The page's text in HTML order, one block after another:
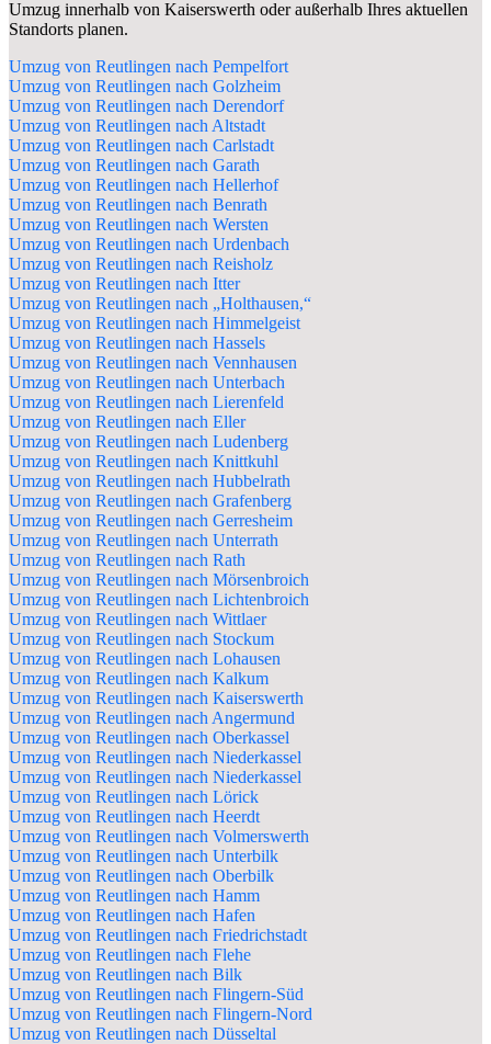
Umzug innerhalb von Kaiserswerth oder außerhalb Ihres aktuellen
Standorts planen.
Umzug von Reutlingen nach Pempelfort
Umzug von Reutlingen nach Golzheim
Umzug von Reutlingen nach Derendorf
Umzug von Reutlingen nach Altstadt
Umzug von Reutlingen nach Carlstadt
Umzug von Reutlingen nach Garath
Umzug von Reutlingen nach Hellerhof
Umzug von Reutlingen nach Benrath
Umzug von Reutlingen nach Wersten
Umzug von Reutlingen nach Urdenbach
Umzug von Reutlingen nach Reisholz
Umzug von Reutlingen nach Itter
Umzug von Reutlingen nach „Holthausen,“
Umzug von Reutlingen nach Himmelgeist
Umzug von Reutlingen nach Hassels
Umzug von Reutlingen nach Vennhausen
Umzug von Reutlingen nach Unterbach
Umzug von Reutlingen nach Lierenfeld
Umzug von Reutlingen nach Eller
Umzug von Reutlingen nach Ludenberg
Umzug von Reutlingen nach Knittkuhl
Umzug von Reutlingen nach Hubbelrath
Umzug von Reutlingen nach Grafenberg
Umzug von Reutlingen nach Gerresheim
Umzug von Reutlingen nach Unterrath
Umzug von Reutlingen nach Rath
Umzug von Reutlingen nach Mörsenbroich
Umzug von Reutlingen nach Lichtenbroich
Umzug von Reutlingen nach Wittlaer
Umzug von Reutlingen nach Stockum
Umzug von Reutlingen nach Lohausen
Umzug von Reutlingen nach Kalkum
Umzug von Reutlingen nach Kaiserswerth
Umzug von Reutlingen nach Angermund
Umzug von Reutlingen nach Oberkassel
Umzug von Reutlingen nach Niederkassel
Umzug von Reutlingen nach Niederkassel
Umzug von Reutlingen nach Lörick
Umzug von Reutlingen nach Heerdt
Umzug von Reutlingen nach Volmerswerth
Umzug von Reutlingen nach Unterbilk
Umzug von Reutlingen nach Oberbilk
Umzug von Reutlingen nach Hamm
Umzug von Reutlingen nach Hafen
Umzug von Reutlingen nach Friedrichstadt
Umzug von Reutlingen nach Flehe
Umzug von Reutlingen nach Bilk
Umzug von Reutlingen nach Flingern-Süd
Umzug von Reutlingen nach Flingern-Nord
Umzug von Reutlingen nach Düsseltal